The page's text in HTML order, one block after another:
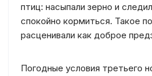
птиц: насыпали зерно и
спокойно кормиться. Такое
расценивали как доброе
Погодные условия третьего